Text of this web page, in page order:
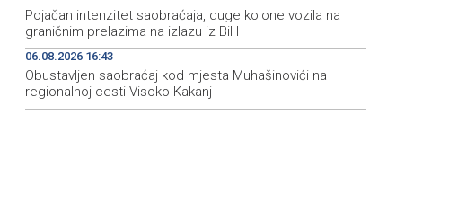
Pojačan intenzitet saobraćaja, duge kolone vozila na
graničnim prelazima na izlazu iz BiH
06.08.2026 16:43
Obustavljen saobraćaj kod mjesta Muhašinovići na
regionalnoj cesti Visoko-Kakanj